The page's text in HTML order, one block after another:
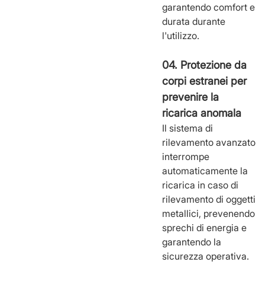
garantendo comfort e
durata durante
l'utilizzo.
04. Protezione da
corpi estranei per
prevenire la
ricarica anomala
Il sistema di
rilevamento avanzato
interrompe
automaticamente la
ricarica in caso di
rilevamento di oggetti
metallici, prevenendo
sprechi di energia e
garantendo la
sicurezza operativa.